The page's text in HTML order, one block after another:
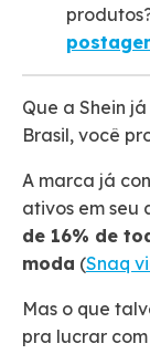
Que a Shein
Brasil, você
A marca já
ativos em seu
de 16% de
moda (Snaq
Mas o que
pra lucrar